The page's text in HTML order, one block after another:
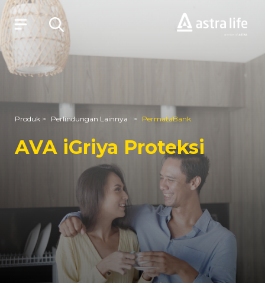
Produk
Layanan
MyAstraLife
BSG
Produk > Perlindungan Lainnya > PermataBank
AVA iGriya Proteksi